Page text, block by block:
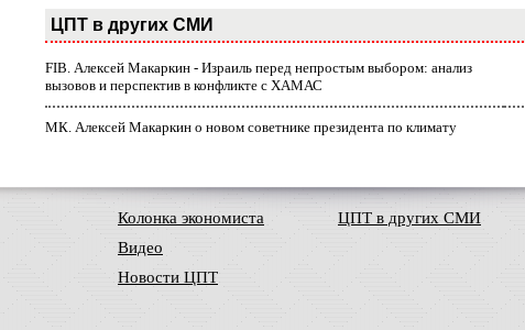
ЦПТ в других СМИ
FIB. Алексей Макаркин - Израиль перед непростым выбором: анализ
вызовов и перспектив в конфликте с ХАМАС
МК. Алексей Макаркин о новом советнике президента по климату
Колонка экономиста
Видео
Новости ЦПТ
ЦПТ в других СМИ